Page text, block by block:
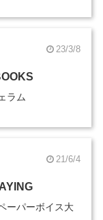
23/3/8
ラム
21/6/4
ーパーボイス大